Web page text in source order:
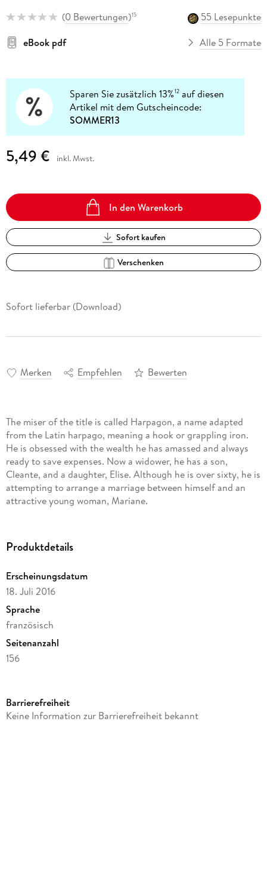
(0 Bewertungen)15
55 Lesepunkte
eBook pdf
Alle 5 Formate
Sparen Sie zusätzlich 13%12 auf diesen
Artikel mit dem Gutscheincode:
SOMMER13
5,49 € inkl. Mwst.
In den Warenkorb
Sofort kaufen
Verschenken
Sofort lieferbar (Download)
Merken Empfehlen Bewerten
The miser of the title is called Harpagon, a name adapted
from the Latin harpago, meaning a hook or grappling iron.
He is obsessed with the wealth he has amassed and always
ready to save expenses. Now a widower, he has a son,
Cleante, and a daughter, Elise. Although he is over sixty, he is
attempting to arrange a marriage between himself and an
attractive young woman, Mariane.
Produktdetails
Erscheinungsdatum
18. Juli 2016
Sprache
französisch
Seitenanzahl
156
Autor/Autorin
Barrierefreiheit
Keine Information zur Barrierefreiheit bekannt